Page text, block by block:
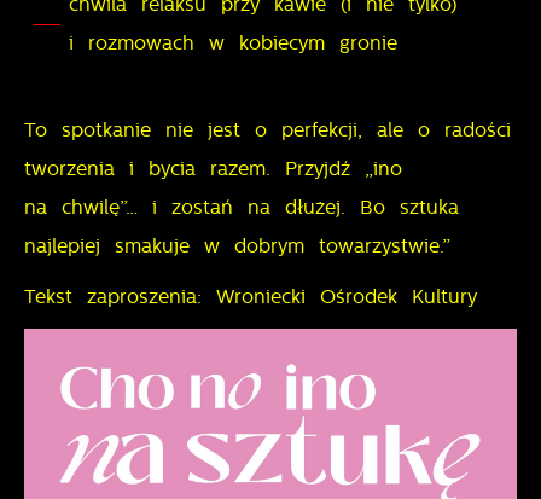
i rozmowach w kobiecym gronie
To spotkanie nie jest o perfekcji, ale o radości
tworzenia i bycia razem. Przyjdź „ino
na chwilę”… i zostań na dłużej. Bo sztuka
najlepiej smakuje w dobrym towarzystwie.”
Tekst zaproszenia: Wroniecki Ośrodek Kultury